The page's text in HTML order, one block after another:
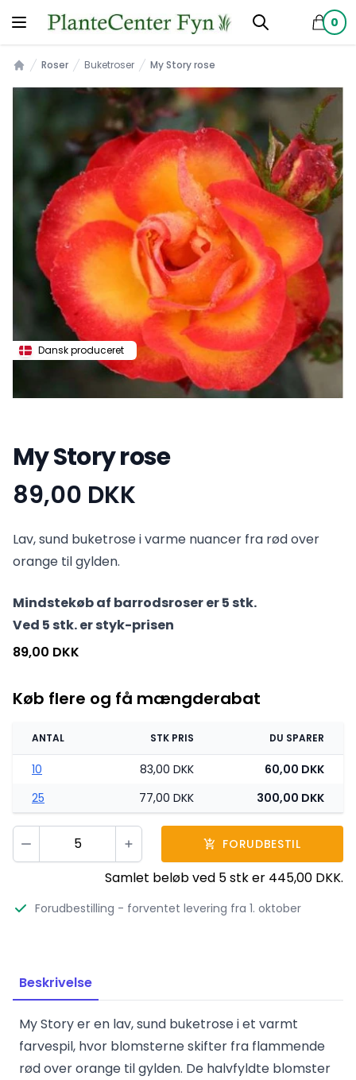
0
Roser Buketroser My Story rose
Dansk produceret
My Story rose
Produktinformation
89,00 DKK
Lav, sund buketrose i varme nuancer fra rød over
orange til gylden.
Mindstekøb af barrodsroser er 5 stk.
Ved 5 stk. er styk-prisen
89,00 DKK
Køb flere og få mængderabat
ANTAL STK PRIS DU SPARER
10 83,00 DKK
60,00 DKK
25
77,00 DKK 300,00 DKK
Vælg antal
Plus FORUDBESTIL
Samlet beløb ved 5stk er 445,00 DKK.
Forudbestilling - forventet levering fra 1. oktober
Beskrivelse
My Story er en lav, sund buketrose i et varmt
farvespil, hvor blomsterne skifter fra flammende
rød over orange til gylden. De halvfyldte blomster